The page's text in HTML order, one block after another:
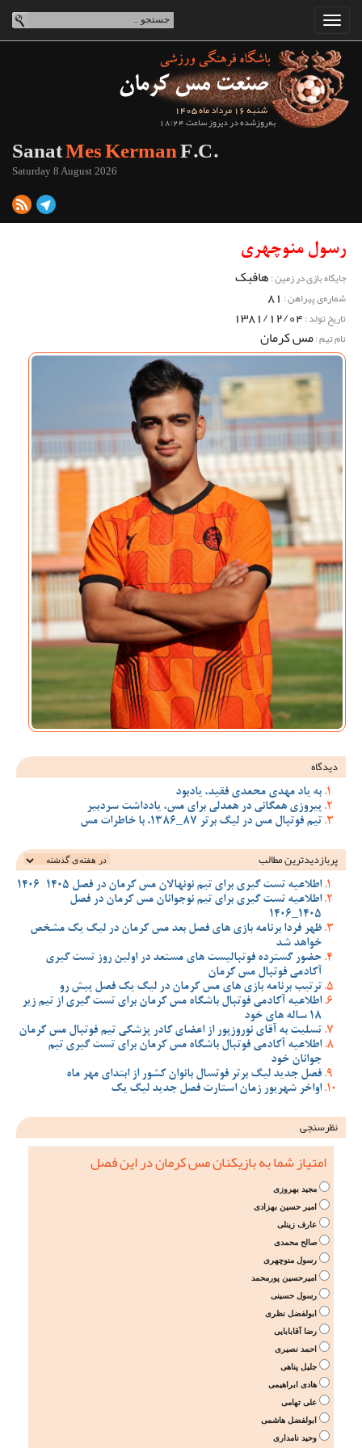
شنبه 16 مرداد ماه 1405
به‌روزشده در دیروز ساعت 18:24
SanatMes KermanF.C.
Saturday 8 August 2026
رسول منوچهری
جایگاه بازی در زمین :هافبک
شماره‌ی پیراهن : 81
تاریخ تولد :1381/12/04
نام تیم :مس کرمان
دیدگاه
به یاد مهدی محمدی فقید، یادبود
پیروزی همگانی در همدلی برای مس، یادداشت سردبیر
تیم فوتبال مس در لیگ برتر 87_1386، با خاطرات مس
پربازدیدترین‌ مطالب
اطلاعیه تست گیری برای تیم نونهالان مس کرمان در فصل 1405-1406
اطلاعیه تست گیری برای تیم نوجوانان مس کرمان در فصل
1405_1406
ظهر فردا برنامه بازی های فصل بعد مس کرمان در لیگ یک مشخص
خواهد شد
حضور گسترده فوتبالیست های مستعد در اولین روز تست گیری
آکادمی فوتبال مس کرمان
ترتیب برنامه بازی های مس کرمان در لیگ یک فصل پیش رو
اطلاعیه آکادمی فوتبال باشگاه مس کرمان برای تست گیری از تیم زیر
18 ساله های خود
تسلیت به آقای نوروزپور از اعضای کادر پزشکی تیم فوتبال مس کرمان
اطلاعیه آکادمی فوتبال باشگاه مس کرمان برای تست گیری تیم
جوانان خود
فصل جدید لیگ برتر فوتسال بانوان کشور از ابتدای مهر ماه
اواخر شهریور زمان استارت فصل جدید لیگ یک
نظرسنجی
امتیاز شما به بازیکنان مس کرمان در این فصل
مجید بهروزی
امیر حسین بهزادی
عارف زینلی
صالح محمدی
رسول منوچهری
امیرحسین پورمحمد
رسول حسینی
ابولفضل نظری
رضا آقابابایی
احمد نصیری
جلیل پناهی
هادی ابراهیمی
علی تهامی
ابولفضل هاشمی
وحید نامداری